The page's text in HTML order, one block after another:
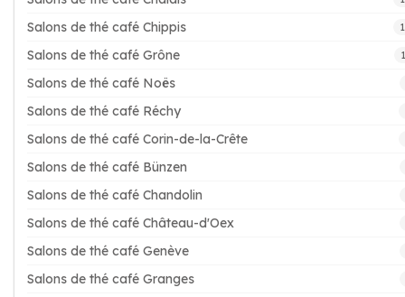
Salons de thé café Chippis
Salons de thé café Grône
Salons de thé café Noës
Salons de thé café Réchy
Salons de thé café Corin-de-la-Crête
Salons de thé café Bünzen
Salons de thé café Chandolin
Salons de thé café Château-d'Oex
Salons de thé café Genève
Salons de thé café Granges